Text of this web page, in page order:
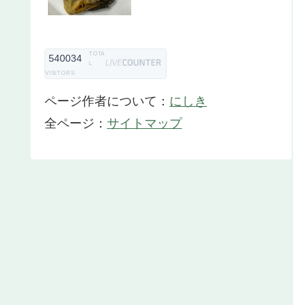
540034
TOTA
L
VISITORS
ページ作者について： にしき
全ページ： サイトマップ